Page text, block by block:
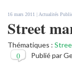
16 mars 2011 | Actualités
Street
Thématiques :
Publié par
0